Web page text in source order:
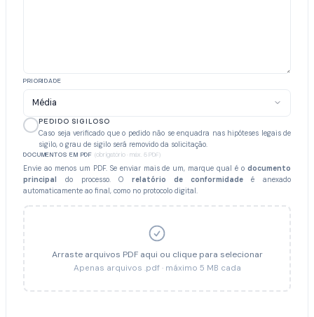
PRIORIDADE
PEDIDO SIGILOSO
Caso seja verificado que o pedido não se enquadra nas hipóteses legais de
sigilo, o grau de sigilo será removido da solicitação.
DOCUMENTOS EM PDF(obrigatório · máx. 5 PDF)
Envie ao menos um PDF. Se enviar mais de um, marque qual é o documento
principal
do processo. O relatório de conformidadeé anexado
automaticamente ao final, como no protocolo digital.
Arraste arquivos PDF aqui ou clique para selecionar
Apenas arquivos .pdf · máximo 5 MB cada